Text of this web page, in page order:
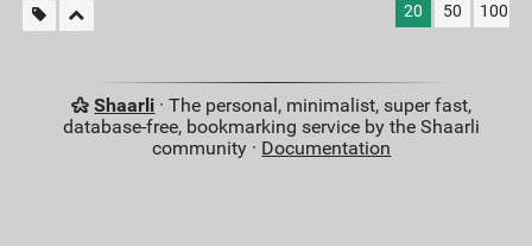
20 50 100
Shaarli · The personal, minimalist, super fast,
database-free, bookmarking service by the Shaarli
community · Documentation